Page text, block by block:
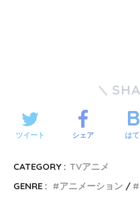
ツイート シェア は
CATEGORY : TVアニメ
GENRE :
アニメーション